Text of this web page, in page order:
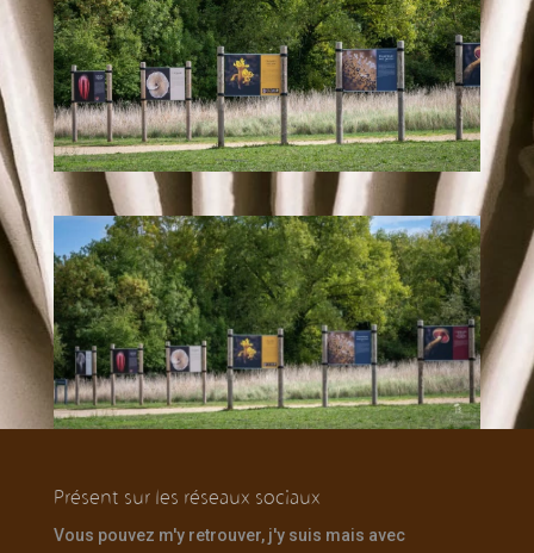
Présent sur les réseaux sociaux
Vous pouvez m'y retrouver, j'y suis mais avec